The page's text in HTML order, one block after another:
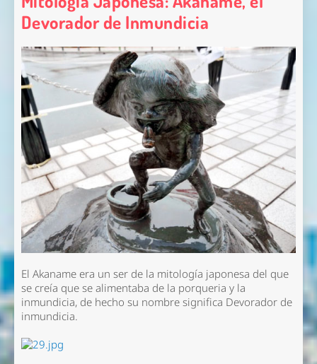
Devorador de Inmundicia
El Akaname era un ser de la mitología japonesa del que
se creía que se alimentaba de la porqueria y la
inmundicia, de hecho su nombre significa Devorador de
inmundicia.